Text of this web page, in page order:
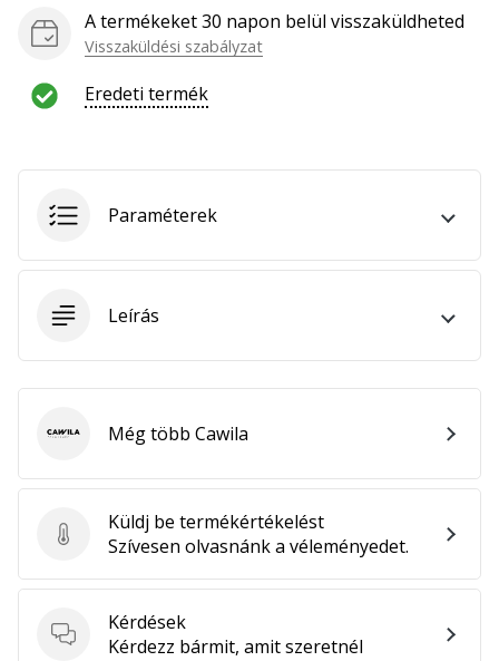
A termékeket 30 napon belül visszaküldheted
Visszaküldési szabályzat
Eredeti termék
Paraméterek
Leírás
Küldj be termékértékelést
Küldj be termékértékelést
Szívesen olvasnánk a véleményedet.
Kérdések
Kérdések
Kérdezz bármit, amit szeretnél
CawilaMég több Cawila